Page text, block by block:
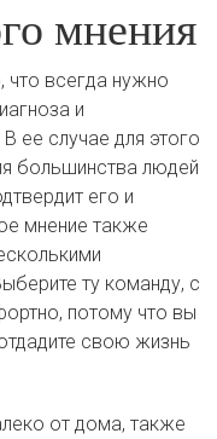
мнения
что всегда нужно
и
ее случае для этого
большинства людей
его и
мнение также
ту команду, с
потому что вы
свою жизнь
от дома, также